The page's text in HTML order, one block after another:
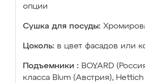
опции
Сушка для посуды:
Цоколь: в цвет фасадов или
Подъемники : BOYARD
класса Blum (Австрия),